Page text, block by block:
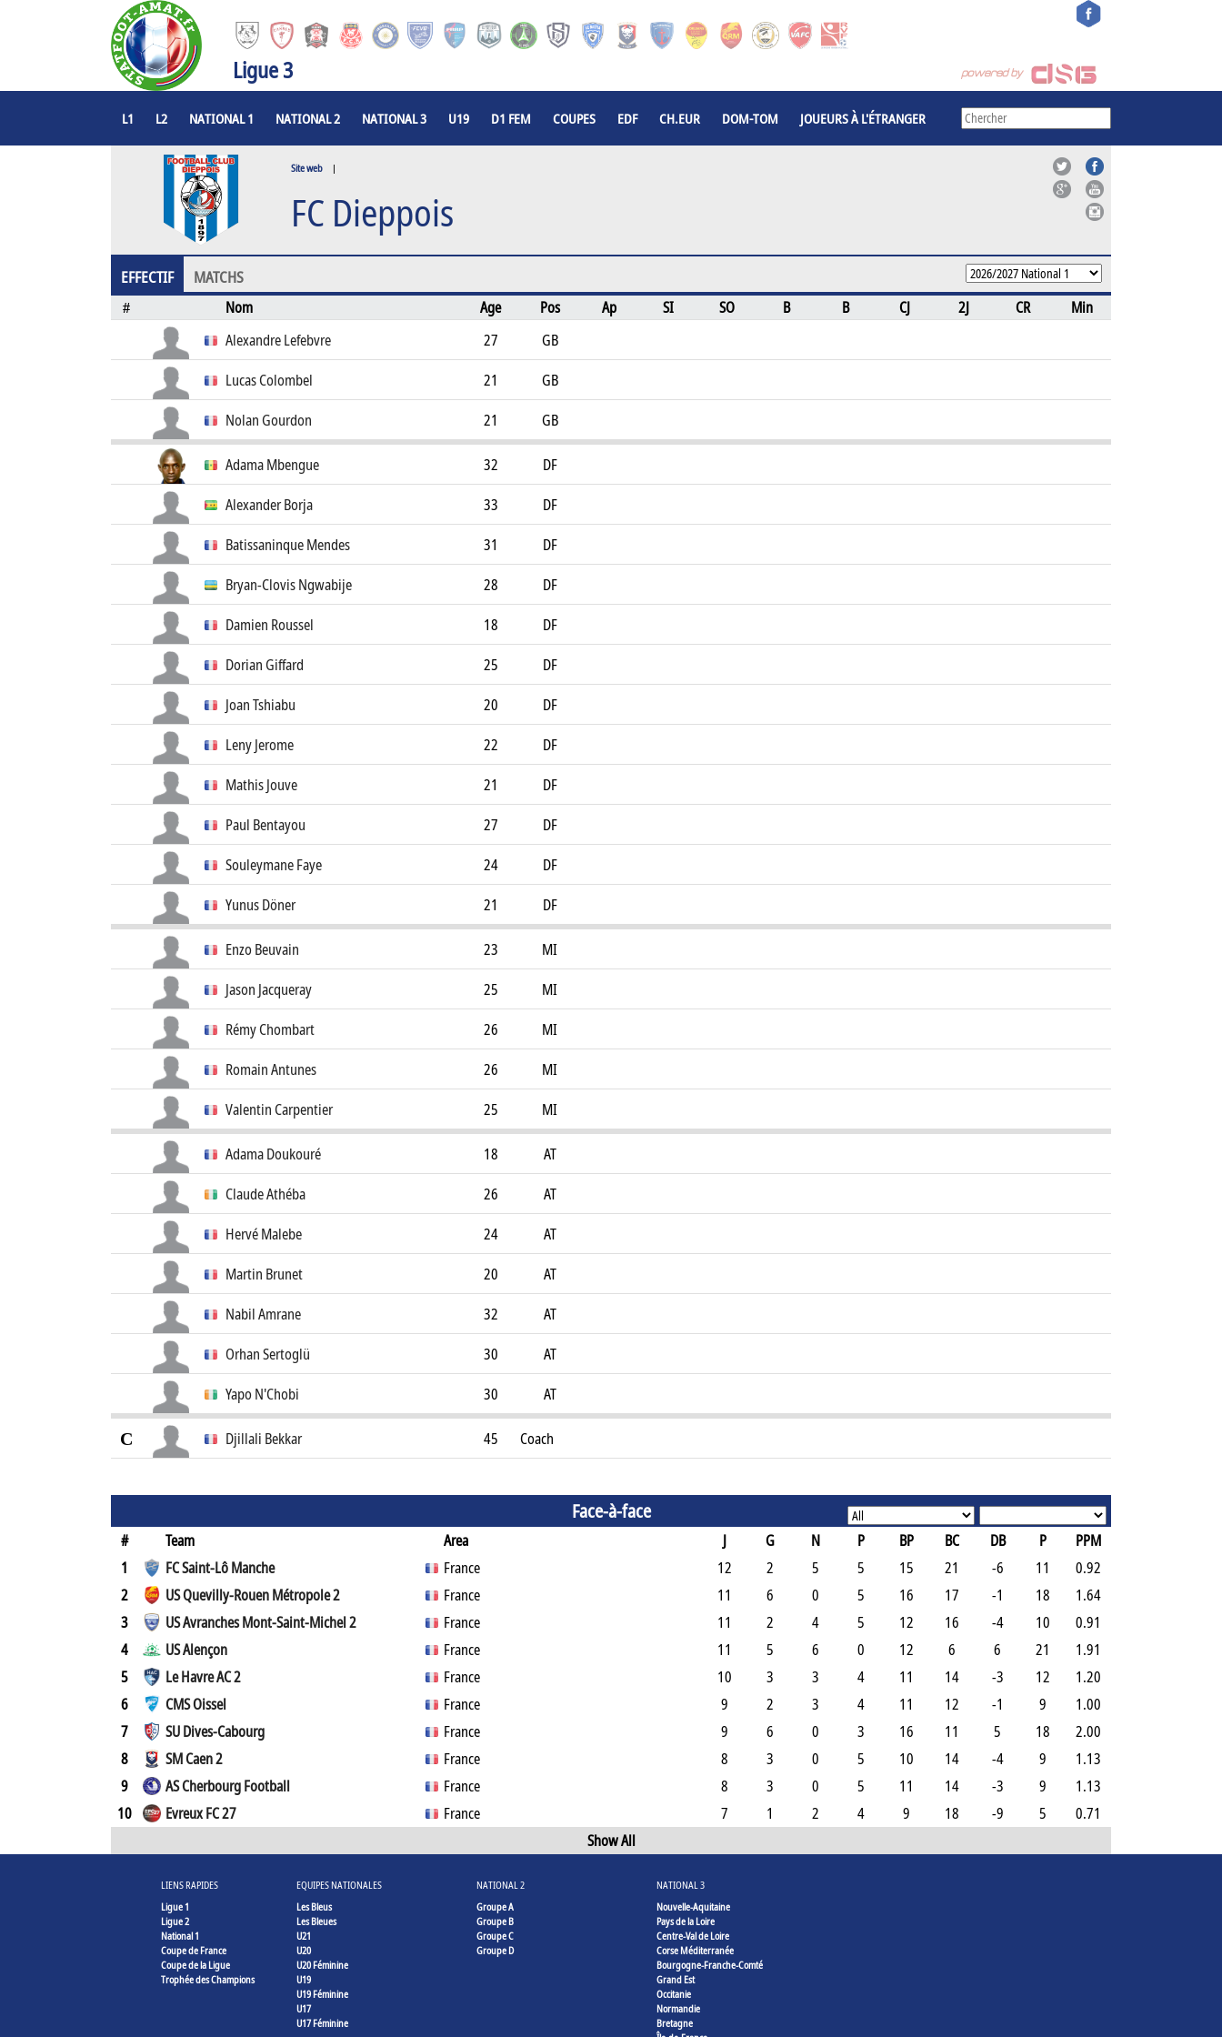
Ligue 3
L1 L2 NATIONAL 1 NATIONAL 2 NATIONAL 3 U19 D1 FEM COUPES EDF CH.EUR DOM-TOM JOUEURS À L'ÉTRANGER
Site web |
FC Dieppois
EFFECTIF MATCHS
# Nom Age Pos Ap SI SO B B CJ 2J CR
Min
Alexandre Lefebvre
27
GB
Lucas Colombel
21
GB
Nolan Gourdon
21 GB
Adama Mbengue 32
DF
Alexander Borja
33
DF
Batissaninque Mendes
31
DF
Bryan-Clovis Ngwabije
28
DF
Damien Roussel
18
DF
Dorian Giffard
25
DF
Joan Tshiabu
20
DF
Leny Jerome
22
DF
Mathis Jouve
21
DF
Paul Bentayou
27
DF
Souleymane Faye
24
DF
Yunus Döner
21 DF
Enzo Beuvain 23
MI
Jason Jacqueray
25
MI
Rémy Chombart
26
MI
Romain Antunes
26
MI
Valentin Carpentier
25 MI
Adama Doukouré 18
AT
Claude Athéba
26
AT
Hervé Malebe
24
AT
Martin Brunet
20
AT
Nabil Amrane
32
AT
Orhan Sertoglü
30
AT
Yapo N'Chobi
30 AT
C Djillali Bekkar 45 Coach
Face-à-face
# Team Area J G N P BP BC DB P
PPM
1
FC Saint-Lô Manche France 12 2 5 5 15 21 -6 11
0.92
2
US Quevilly-Rouen Métropole 2 France 11 6 0 5 16 17 -1 18
1.64
3
US Avranches Mont-Saint-Michel 2 France 11 2 4 5 12 16 -4 10
0.91
4
US Alençon France 11 5 6 0 12 6 6 21
1.91
5
Le Havre AC 2 France 10 3 3 4 11 14 -3 12
1.20
6
CMS Oissel France 9 2 3 4 11 12 -1 9
1.00
7
SU Dives-Cabourg France 9 6 0 3 16 11 5 18
2.00
8
SM Caen 2 France 8 3 0 5 10 14 -4 9
1.13
9
AS Cherbourg Football France 8 3 0 5 11 14 -3 9
1.13
10
Evreux FC 27 France 7 1 2 4 9 18 -9 5
0.71
Show All
LIENS RAPIDES
Ligue 1
Ligue 2
National 1
Coupe de France
Coupe de la Ligue
Trophée des Champions
EQUIPES NATIONALES
Les Bleus
Les Bleues
U21
U20
U20 Féminine
U19
U19 Féminine
U17
U17 Féminine
NATIONAL 2
Groupe A
Groupe B
Groupe C
Groupe D
NATIONAL 3
Nouvelle-Aquitaine
Pays de la Loire
Centre-Val de Loire
Corse Méditerranée
Bourgogne-Franche-Comté
Grand Est
Occitanie
Normandie
Bretagne